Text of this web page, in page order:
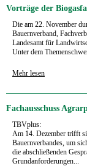
Vorträge der
Die am 22. November
Bauernverband,
Landesamt für
Unter dem
Mehr lesen
Fachausschuss
TBVplus:
Am 14. Dezember trifft
Bauernverbandes, um
die abschließenden
Grundanforderungen...